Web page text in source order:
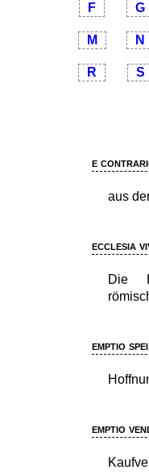
F G
M N
R S
e
aus
ecclesia
Die
emptio spei
emptio